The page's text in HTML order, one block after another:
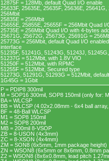
12875F = 128Mb, default Quad I/O enable
25633F, 25635E, 25635F, 25636E,
256Mbit
25835E = 256Mbit
25655E, 25855E, 25655F = 256Mbit Quad
25735E = 256Mbit Quad I/O with 4-bytes
25671G, 25672G, 25673G, 25691G =
25773G = 256Mbit, default Quad I/O
interface
51235F, 51241G, 51243G, 51243J,
51237G = 512Mbit, with 1.8V VIO
51250F = 512Mbit, with RPMC
51255F = 512Mbit, Secured type
51273G, 51291G, 51293G = 512Mbit,
1G45G = 1Gbit
P = PDIP8 300mil
M = SOP16 300mil, SOP8 150mil (only for:
BA = WLCSP
BB = WLCSP (4.02x2.08mm - 6x4 ball
BF = 48-Ball WLCSP
M1 = SOP8 150mil
M2 = SOP8 200mil
MB = 200mil 8-VSOP
ZB = 8-USON (4x3mm)
ZC = 8-XSON (4x4mm)
ZM = SON8 (6x5mm, 1mm package height)
ZN = WSON8 (6x5mm or 8x6mm, 0.8mm
Z2 = WSON8 (8x6x0.8mm, lead pitch